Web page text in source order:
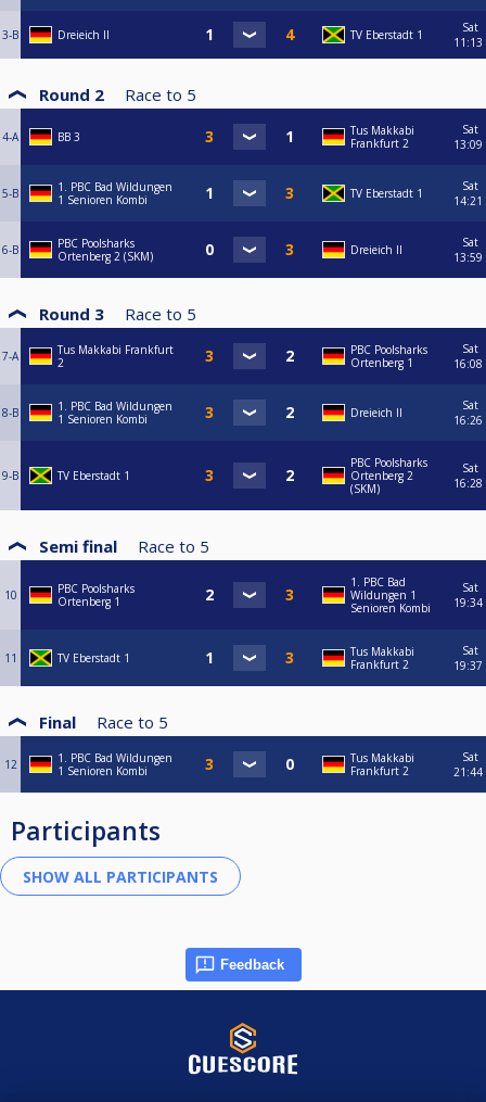
3-B Dreieich II TV Eberstadt 1
Sat
11:13
Round 2 Race to 5
4-A BB 3
Tus Makkabi
Frankfurt 2
Sat
13:09
5-B
1. PBC Bad Wildungen
1 Senioren Kombi
TV Eberstadt 1
Sat
14:21
6-B
PBC Poolsharks
Ortenberg 2 (SKM)
Dreieich II
Sat
13:59
Round 3 Race to 5
7-A
Tus Makkabi Frankfurt
2
PBC Poolsharks
Ortenberg 1
Sat
16:08
8-B
1. PBC Bad Wildungen
1 Senioren Kombi
Dreieich II
Sat
16:26
9-B TV Eberstadt 1
PBC Poolsharks
Ortenberg 2
(SKM)
Sat
16:28
Semi final Race to 5
10
PBC Poolsharks
Ortenberg 1
1. PBC Bad
Wildungen 1
Senioren Kombi
Sat
19:34
11 TV Eberstadt 1
Tus Makkabi
Frankfurt 2
Sat
19:37
Final Race to 5
12
1. PBC Bad Wildungen
1 Senioren Kombi
Tus Makkabi
Frankfurt 2
Sat
21:44
Participants
Feedback